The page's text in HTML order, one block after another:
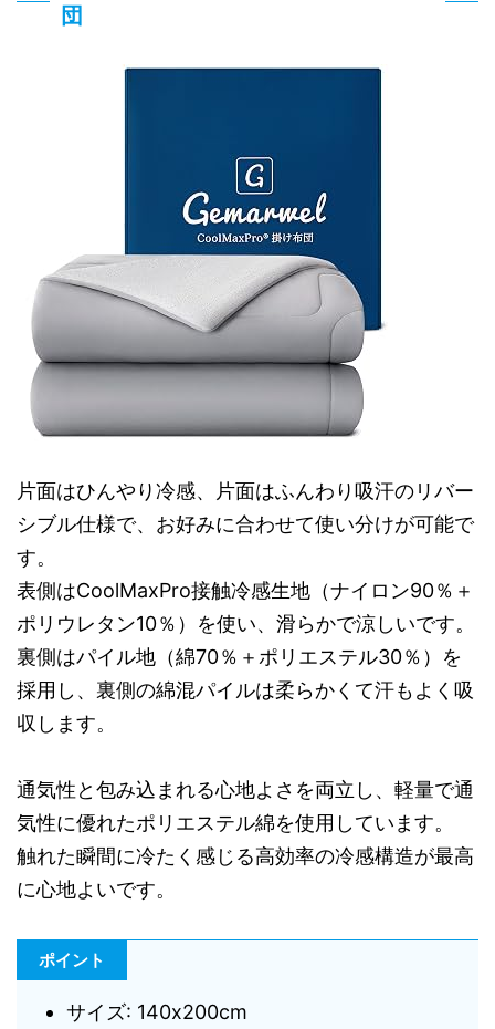
団
片面はひんやり冷感、片面はふんわり吸汗のリバー
シブル仕様で、お好みに合わせて使い分けが可能で
す。
表側はCoolMaxPro接触冷感生地（ナイロン90％＋
ポリウレタン10％）を使い、滑らかで涼しいです。
裏側はパイル地（綿70％＋ポリエステル30％）を
採用し、裏側の綿混パイルは柔らかくて汗もよく吸
収します。
通気性と包み込まれる心地よさを両立し、軽量で通
気性に優れたポリエステル綿を使用しています。
触れた瞬間に冷たく感じる高効率の冷感構造が最高
に心地よいです。
ポイント
サイズ: 140x200cm